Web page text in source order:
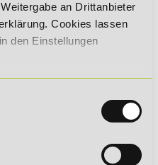
an Drittanbieter
Cookies lassen
den Einstellungen
uns findet alles komplett
statt!
eigenen Lerntempo: